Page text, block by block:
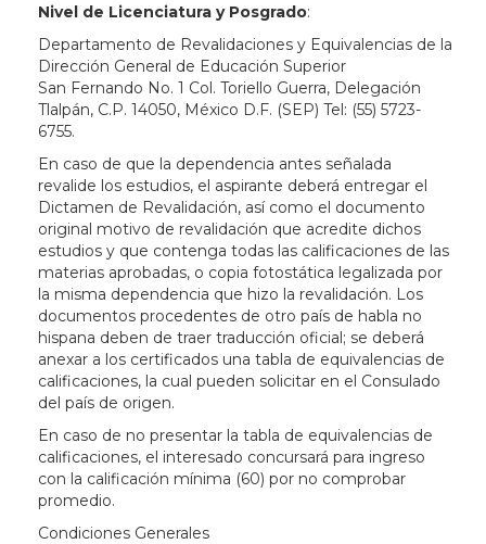
Nivel de Licenciatura y Posgrado:
Departamento de Revalidaciones y Equivalencias de la
Dirección General de Educación Superior
San Fernando No. 1 Col. Toriello Guerra, Delegación
Tlalpán, C.P. 14050, México D.F. (SEP) Tel: (55) 5723-
6755.
En caso de que la dependencia antes señalada
revalide los estudios, el aspirante deberá entregar el
Dictamen de Revalidación, así como el documento
original motivo de revalidación que acredite dichos
estudios y que contenga todas las calificaciones de las
materias aprobadas, o copia fotostática legalizada por
la misma dependencia que hizo la revalidación. Los
documentos procedentes de otro país de habla no
hispana deben de traer traducción oficial; se deberá
anexar a los certificados una tabla de equivalencias de
calificaciones, la cual pueden solicitar en el Consulado
del país de origen.
En caso de no presentar la tabla de equivalencias de
calificaciones, el interesado concursará para ingreso
con la calificación mínima (60) por no comprobar
promedio.
Condiciones Generales